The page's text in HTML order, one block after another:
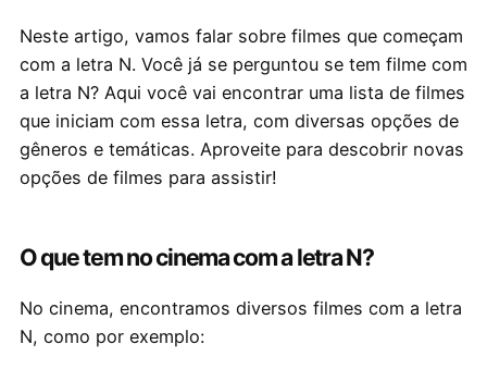
Neste artigo, vamos falar sobre filmes que começam
com a letra N. Você já se perguntou se tem filme com
a letra N? Aqui você vai encontrar uma lista de filmes
que iniciam com essa letra, com diversas opções de
gêneros e temáticas. Aproveite para descobrir novas
opções de filmes para assistir!
O que tem no cinema com a letra N?
No cinema, encontramos diversos filmes com a letra
N, como por exemplo: